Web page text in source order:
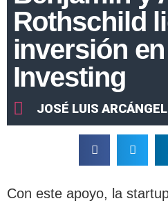
Rothschild
inversión
Investing
JOSÉ LUIS ARCÁNGEL
Con este apoyo, la